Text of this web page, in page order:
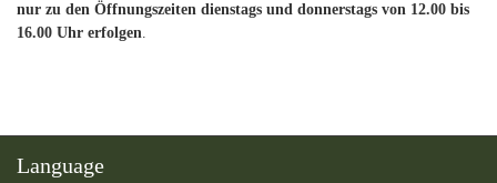
nur zu den Öffnungszeiten dienstags und donnerstags von 12.00 bis
16.00 Uhr erfolgen.
Language